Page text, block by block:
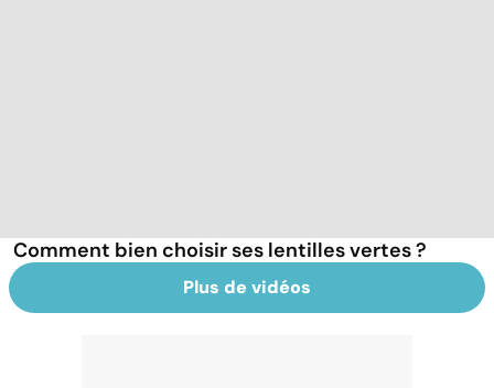
Comment bien choisir ses lentilles vertes ?
Plus de vidéos